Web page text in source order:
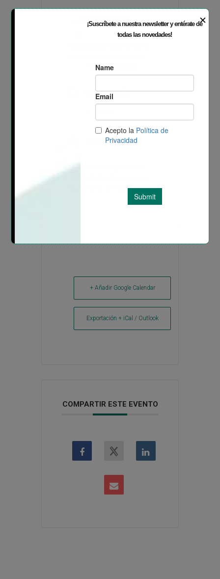
LOCALIZACIÓN
Parque Tecnológico.
CATEGORÍA
ORGANIZADOR
Ayuntamiento de Paterna.
+ Añadir Google Calendar
Exportación + iCal / Outlook
COMPARTIR ESTE EVENTO
✕
¡Suscríbete a nuestra newsletter y entérate de
todas las novedades!